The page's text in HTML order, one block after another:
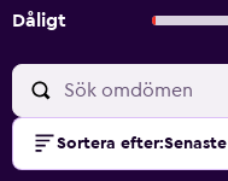
Dåligt
Sortera efter:Senaste